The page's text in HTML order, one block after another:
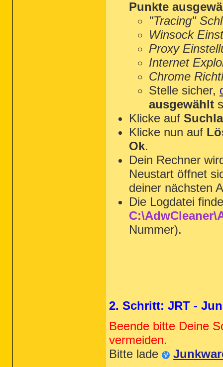
2014-04-11 12:17 - 2014-04-11
Punkte
"Tracing"
Winsock
Proxy
Internet
Chrome
Stelle sicher,
ausgewählt
Klicke auf
Klicke nun auf
Ok.
Dein Rechner
Neustart öffnet
deiner nächsten
Die Logdatei
Nummer).
2. Schritt: JRT -
Beende bitte Deine
vermeiden.
Bitte lade